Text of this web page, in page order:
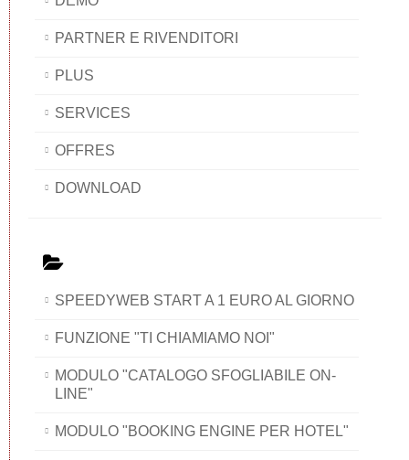
PARTNER E RIVENDITORI
PLUS
SERVICES
OFFRES
DOWNLOAD
SPEEDYWEB START A 1 EURO AL GIORNO
FUNZIONE "TI CHIAMIAMO NOI"
MODULO "CATALOGO SFOGLIABILE ON-
LINE"
MODULO "BOOKING ENGINE PER HOTEL"